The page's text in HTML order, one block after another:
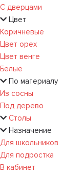
С дверцами
Цвет
Коричневые
Цвет орех
Цвет венге
Белые
По материалу
Из сосны
Под дерево
Столы
Назначение
Для школьников
Для подростка
В кабинет